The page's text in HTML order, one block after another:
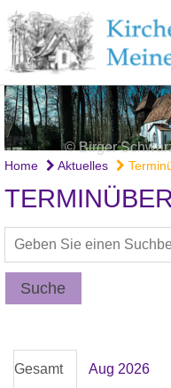
© Birger
Home Aktuelles
Suche
Gesamt Aug 2026